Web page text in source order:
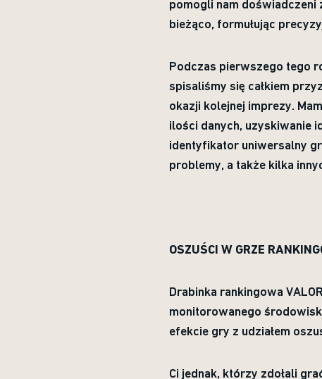
pomogli nam doświadczeni
bieżąco, formułując
Podczas pierwszego tego
spisaliśmy się całkiem
okazji kolejnej imprezy.
ilości danych, uzyskiwanie
identyfikator uniwersalny
problemy, a także kilka
OSZUŚCI W GRZE
Drabinka rankingowa
monitorowanego
efekcie gry z udziałem
Ci jednak, którzy zdołali